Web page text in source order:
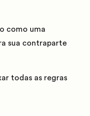
como uma
sua contraparte
todas as regras